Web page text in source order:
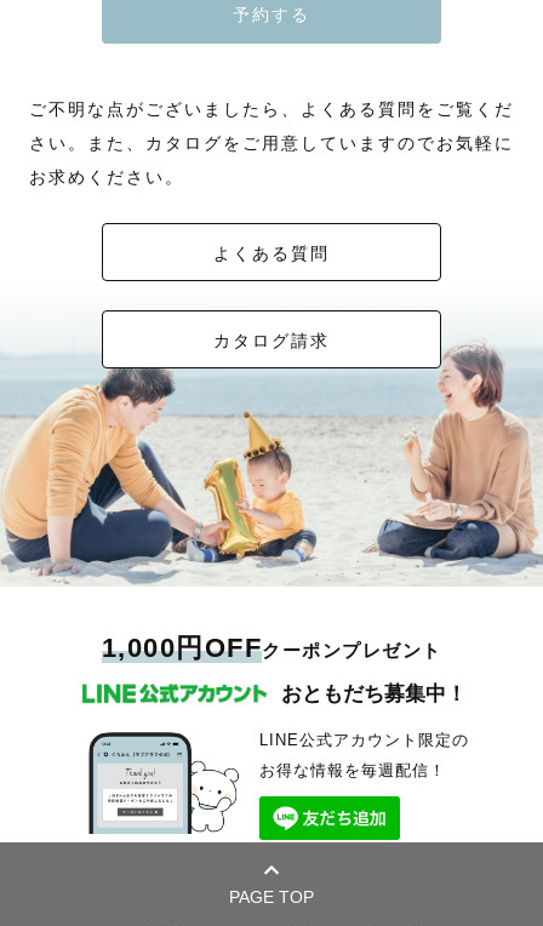
予約する
ご不明な点がございましたら、よくある質問をご覧くだ
さい。また、カタログをご用意していますのでお気軽に
お求めください。
よくある質問
カタログ請求
1,000円OFFクーポンプレゼント
おともだち募集中！
LINE公式アカウント限定の
お得な情報を毎週配信！
PAGE TOP